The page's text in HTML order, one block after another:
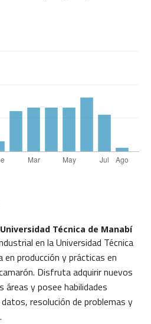
Universidad Técnica de Manabí
en la Universidad Técnica
en producción y prácticas en
Disfruta adquirir nuevos
y posee habilidades
resolución de problemas y